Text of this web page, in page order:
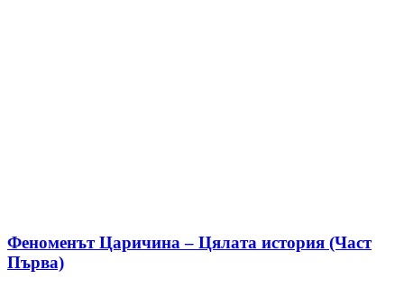
Феноменът Царичина – Цялата история (Част
Първа)